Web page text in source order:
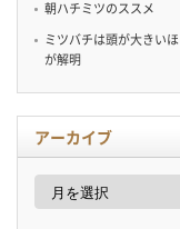
朝ハチミツのススメ
ミツバチは頭が大きい
が解明
アーカイブ
ア
ー